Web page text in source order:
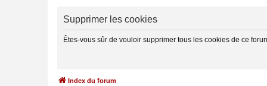
Supprimer les cookies
Êtes-vous sûr de vouloir supprimer tous les cookies de ce
Index du forum